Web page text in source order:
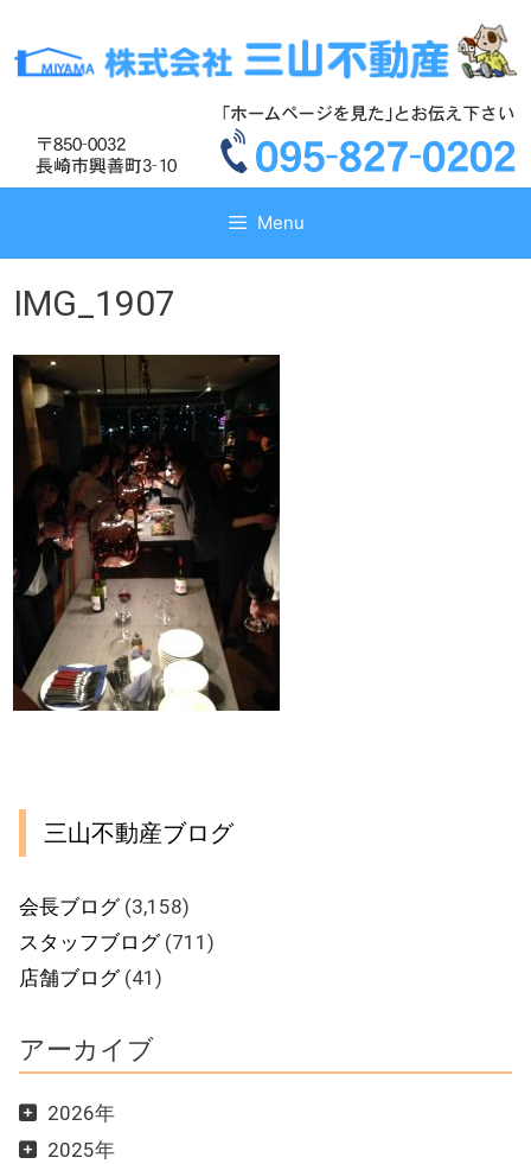
テ
ス
テ
ス
Menu
IMG_1907
三山不動産ブログ
会長ブログ(3,158)
スタッフブログ(711)
店舗ブログ(41)
アーカイブ
2026年
2025年